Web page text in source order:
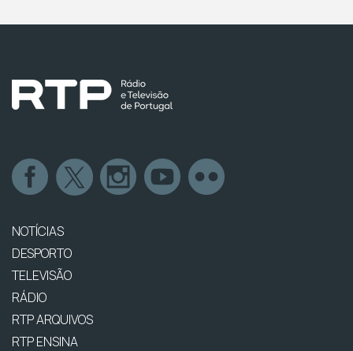
NOTÍCIAS
DESPORTO
TELEVISÃO
RÁDIO
RTP ARQUIVOS
RTP ENSINA